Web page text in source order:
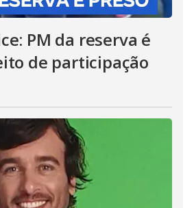
PM da reserva é
de participação